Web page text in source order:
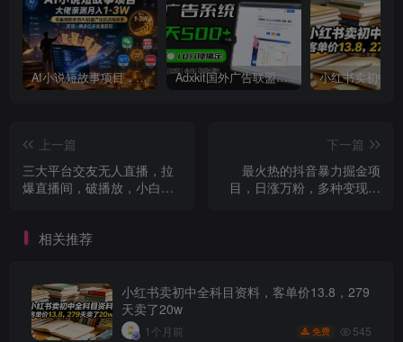
AI小说短故事项目，大佬亲测月入1-3W，零基础教你用AI批量产出优质短故事，实现一稿多吃多渠道变现 Adxkit国外广告联盟系统，一天上500+广告，让你的投放更加高效简单！
上一篇
三大平台交友无人直播，拉
爆直播间，破播放，小白轻
下一篇
最火热的抖音暴力掘金项
目，日涨万粉，多种变现方
相关推荐
小红书卖初中全科目资料，客单价13.8，279
天卖了20w
1个月前 免费 545